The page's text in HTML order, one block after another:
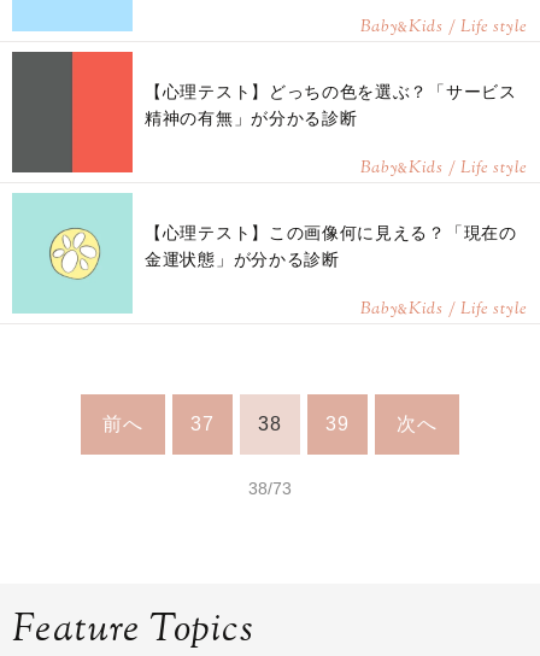
Baby&Kids / Life style
【心理テスト】どっちの色を選ぶ？「サービス
精神の有無」が分かる診断
Baby&Kids / Life style
【心理テスト】この画像何に見える？「現在の
金運状態」が分かる診断
Baby&Kids / Life style
前へ 37 38 39 次へ
38/73
Feature Topics